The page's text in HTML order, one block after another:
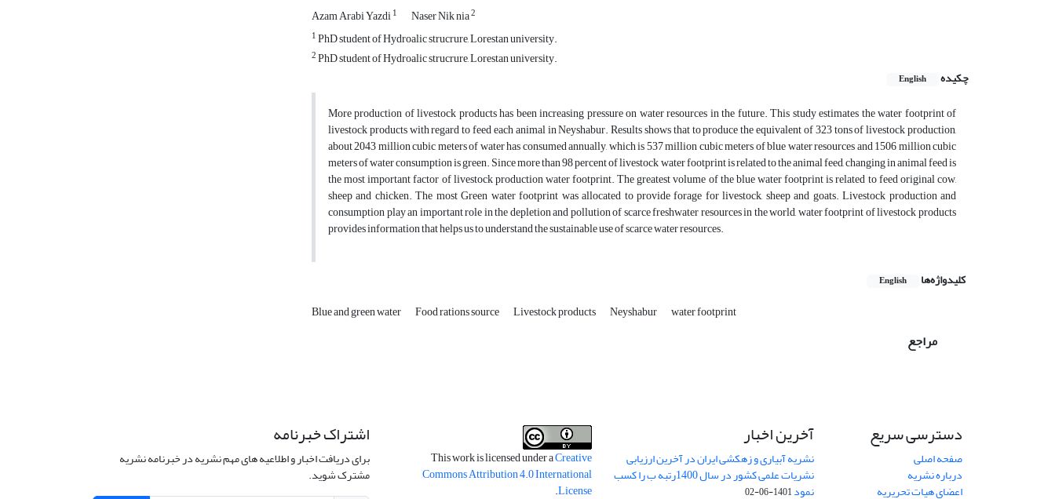
Azam Arabi Yazdi1 Naser Nik nia2
1PhD student of Hydroalic strucrure, Lorestan university.
2PhD student of Hydroalic strucrure, Lorestan university.
چکیده
English
More production of livestock products has been increasing pressure on water resources in the future. This study estimates the water footprint of
livestock products with regard to feed each animal in Neyshabur. Results shows that to produce the equivalent of 323 tons of livestock production,
about 2043 million cubic meters of water has consumed annually, which is 537 million cubic meters of blue water resources and 1506 million cubic
meters of water consumption is green. Since more than 98 percent of livestock water footprint is related to the animal feed, changing in animal feed is
the most important factor of livestock production water footprint. The greatest volume of the blue water footprint is related to feed original cow,
sheep and chicken. The most Green water footprint was allocated to provide forage for livestock, sheep and goats. Livestock production and
consumption play an important role in the depletion and pollution of scarce freshwater resources in the world, water footprint of livestock products
provides information that helps us to understand the sustainable use of scarce water resources.
کلیدواژه‌ها English
Blue and green water Food rations source Livestock products Neyshabur water footprint
مراجع
دسترسی سریع
صفحه اصلی
درباره نشریه
اعضای هیات تحریریه
آخرین اخبار
نشریه آبیاری و زهکشی ایران در آخرین ارزیابی
نشریات علمی کشور در سال 1400رتبه ب را کسب
نمود1401-06-02
This work is licensed under aCreative
Commons Attribution 4.0 International
License
.
اشتراک خبرنامه
برای دریافت اخبار و اطلاعیه های مهم نشریه در خبرنامه نشریه
مشترک شوید.